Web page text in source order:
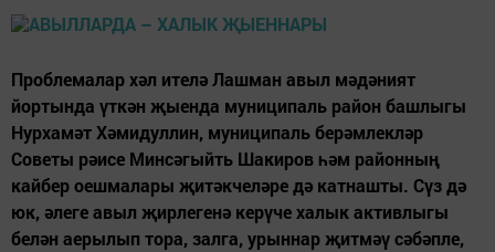
Проблемалар хәл ителә Лашман авыл мәдәният
йортында үткән җыенда муниципаль район башлыгы
Нурхамәт Хәмидуллин, муниципаль берәмлекләр
Советы рәисе Минсәгыйть Шакиров һәм районның
кайбер оешмалары җитәкчеләре дә катнашты. Сүз дә
юк, әлеге авыл җирлегенә керүче халык активлыгы
белән аерылып тора, залга, урыннар җитмәү сәбәпле,